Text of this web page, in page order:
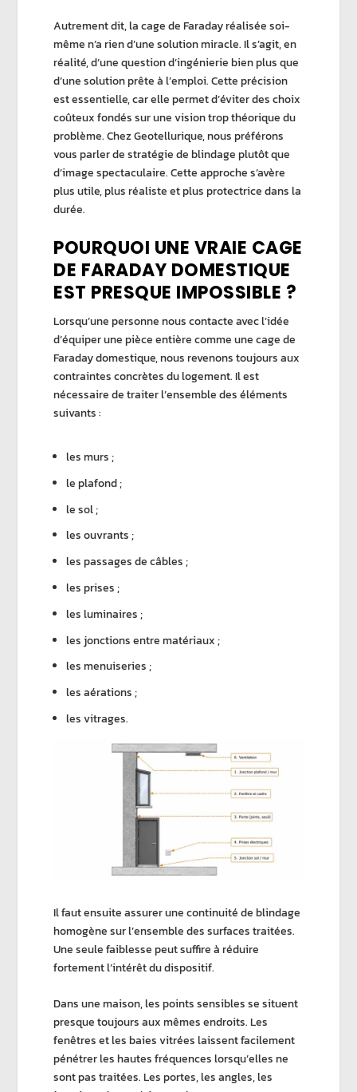
Autrement dit, lacage de Faradayréalisée soi-
même n’a rien d’une solution miracle. Il s’agit, en
réalité, d’une question d’ingénierie bien plus que
d’une solution prête à l’emploi. Cette précision
est essentielle, car elle permet d’éviter des choix
coûteux fondés sur une vision trop théorique du
problème. ChezGeotellurique, nous préférons
vous parler destratégie de blindageplutôt que
d’image spectaculaire. Cette approche s’avère
plus utile, plus réaliste et plus protectrice dans la
durée.
POURQUOI UNE VRAIE CAGE
DE FARADAY DOMESTIQUE
EST PRESQUE IMPOSSIBLE ?
Lorsqu’une personne nous contacte avec l’idée
d’équiper une pièce entière comme unecage de
Faraday domestique, nous revenons toujours aux
contraintes concrètes du logement. Il est
nécessaire de traiter l’ensemble des éléments
suivants :
les murs ;
le plafond ;
le sol ;
les ouvrants ;
les passages de câbles ;
les prises ;
les luminaires ;
les jonctions entre matériaux ;
les menuiseries ;
les aérations ;
les vitrages.
Il faut ensuite assurer unecontinuité de blindage
homogènesur l’ensemble des surfaces traitées.
Une seule faiblesse peut suffire à réduire
fortement l’intérêt du dispositif.
Dans une maison, les points sensibles se situent
presque toujours aux mêmes endroits. Les
fenêtres et les baies vitrées laissent facilement
pénétrer leshautes fréquenceslorsqu’elles ne
sont pas traitées. Les portes, les angles, les